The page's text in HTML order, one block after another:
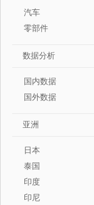
汽车
零部件
数据分析
国内数据
国外数据
亚洲
日本
泰国
印度
印尼